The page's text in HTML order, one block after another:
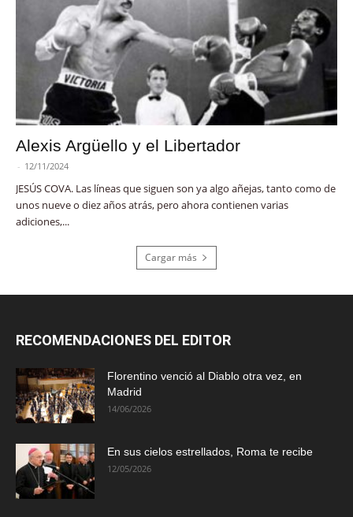
Alexis Argüello y el Libertador
- 12/11/2024
JESÚS COVA. Las líneas que siguen son ya algo añejas, tanto como de
unos nueve o diez años atrás, pero ahora contienen varias
adiciones,...
Cargar más
RECOMENDACIONES DEL EDITOR
Florentino venció al Diablo otra vez, en
Madrid
14/06/2026
En sus cielos estrellados, Roma te recibe
12/05/2026